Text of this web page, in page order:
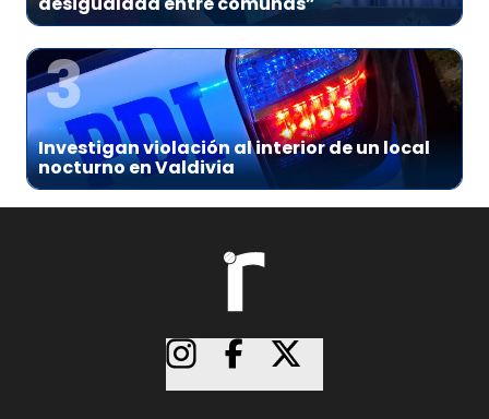
3
Investigan violación al interior de un local
nocturno en Valdivia